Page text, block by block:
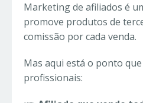
Marketing de afiliados é
promove produtos de
comissão por cada venda.
Mas aqui está o ponto
profissionais: